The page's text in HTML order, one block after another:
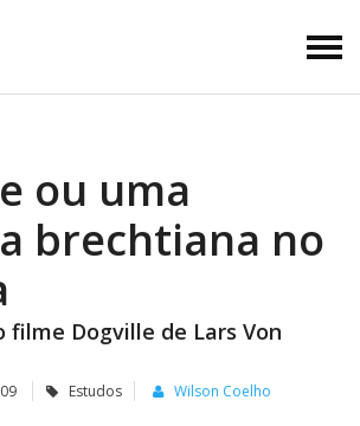
ou uma
brechtiana no
filme Dogville de Lars Von
Estudos Wilson Coelho